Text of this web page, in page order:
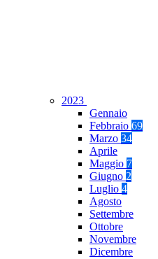
2023
Gennaio
Febbraio 69
Marzo 34
Aprile
Maggio 7
Giugno 2
Luglio 4
Agosto
Settembre
Ottobre
Novembre
Dicembre